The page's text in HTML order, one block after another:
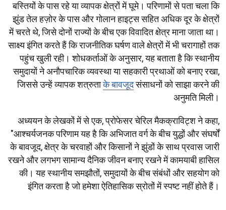
बस्तियों के पास रहे या व्यापक क्षेत्रों में घूमे। परिणामों से पता चला कि
झुंड तेल हज़ोर के पास और गोलान हाइट्स सहित अधिक दूर के क्षेत्रों
में चरते थे, जिसे दोनों राज्यों के बीच एक विवादित क्षेत्र माना जाता था।
साक्ष्य इंगित करते हैं कि राजनीतिक घर्षण वाले क्षेत्रों में भी चरागाहों तक
पहुंच खुली रही। शोधकर्ताओं के अनुसार, यह बताता है कि स्थानीय
समुदायों ने अनौपचारिक व्यवस्था या सहकारी प्रथाओं को बनाए रखा,
जिससे उन्हें व्यापक शत्रुताके बावजूदसंसाधनों को साझा करने की
अनुमति मिली।
अध्ययन के लेखकों में से एक, प्रोफेसर चेरिल मैकक्राविट्श ने कहा,
"आश्चर्यजनक परिणाम यह है कि अभिजात वर्ग के बीच युद्धों और संघर्षों
के बावजूद, क्षेत्र के चरवाहों और किसानों ने झुंडों के साथ प्रवास जारी
रखने और लगभग सामान्य दैनिक जीवन बनाए रखने में कामयाबी हासिल
की। यह स्थानीय समझौतों, समुदायों के बीच संबंधों और सहयोग को
इंगित करता है जो हमेशा ऐतिहासिक स्रोतों में स्पष्ट नहीं होते हैं।